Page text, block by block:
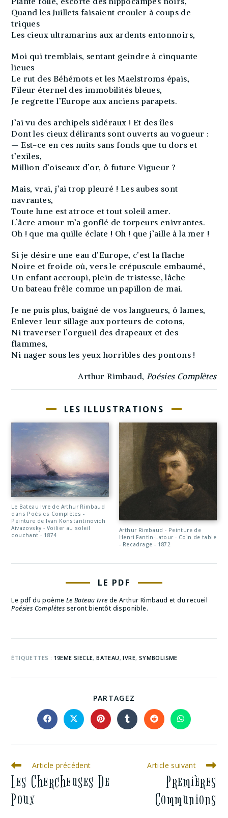
Quand les Juillets faisaient crouler à coups de
triques
Les cieux ultramarins aux ardents entonnoirs,
Moi qui tremblais, sentant geindre à cinquante
lieues
Le rut des Béhémots et les Maelstroms épais,
Fileur éternel des immobilités bleues,
Je regrette l’Europe aux anciens parapets.
J’ai vu des archipels sidéraux ! Et des îles
Dont les cieux délirants sont ouverts au vogueur :
— Est-ce en ces nuits sans fonds que tu dors et
t’exiles,
Million d’oiseaux d’or, ô future Vigueur ?
Mais, vrai, j’ai trop pleuré ! Les aubes sont
navrantes,
Toute lune est atroce et tout soleil amer.
L’âcre amour m’a gonflé de torpeurs enivrantes.
Oh ! que ma quille éclate ! Oh ! que j’aille à la mer !
Si je désire une eau d’Europe, c’est la flache
Noire et froide où, vers le crépuscule embaumé,
Un enfant accroupi, plein de tristesse, lâche
Un bateau frêle comme un papillon de mai.
Je ne puis plus, baigné de vos langueurs, ô lames,
Enlever leur sillage aux porteurs de cotons,
Ni traverser l’orgueil des drapeaux et des
flammes,
Ni nager sous les yeux horribles des pontons !
Arthur Rimbaud, Poésies Complètes
LES ILLUSTRATIONS
Le Bateau Ivre de Arthur Rimbaud
dans Poésies Complètes -
Peinture de Ivan Konstantinovich
Aivazovsky - Voilier au soleil
couchant - 1874
Arthur Rimbaud - Peinture de
Henri Fantin-Latour - Coin de table
- Recadrage - 1872
LE PDF
Le pdf du poème Le Bateau Ivre de Arthur Rimbaud et du recueil
Poésies Complètes seront bientôt disponible.
ÉTIQUETTES : 19EME SIECLE, BATEAU , IVRE, SYMBOLISME
PARTAGEZ
Article précédent
Les Chercheuses De
Poux
Article suivant
Premières
Communions